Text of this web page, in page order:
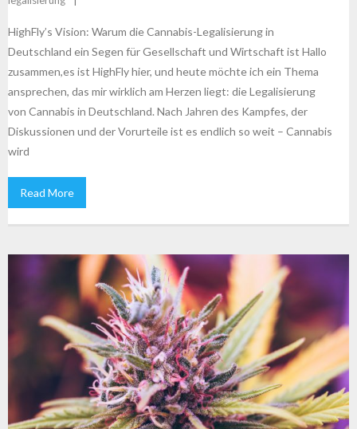
HighFly’s Vision: Warum die Cannabis-Legalisierung in
Deutschland ein Segen für Gesellschaft und Wirtschaft ist Hallo
zusammen,es ist HighFly hier, und heute möchte ich ein Thema
ansprechen, das mir wirklich am Herzen liegt: die Legalisierung
von Cannabis in Deutschland. Nach Jahren des Kampfes, der
Diskussionen und der Vorurteile ist es endlich so weit – Cannabis
wird
Read More